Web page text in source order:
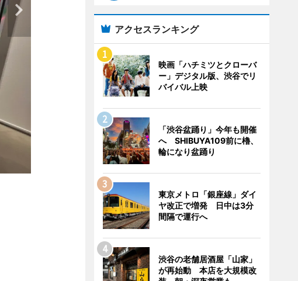
アクセスランキング
映画「ハチミツとクローバ
ー」デジタル版、渋谷でリ
バイバル上映
「渋谷盆踊り」今年も開催
へ SHIBUYA109前に櫓、
輪になり盆踊り
東京メトロ「銀座線」ダイ
ヤ改正で増発 日中は3分
間隔で運行へ
渋谷の老舗居酒屋「山家」
が再始動 本店を大規模改